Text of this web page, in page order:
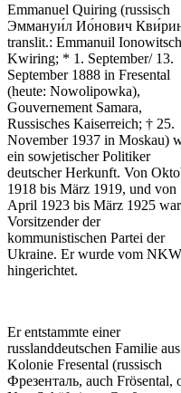
Emmanuel Quiring (russisch
Эммануи́л Ио́нович
translit.: Emmanuil Ionowitsch
Kwiring; * 1. September/ 13.
September 1888 in Fresental
(heute: Nowolipowka),
Gouvernement Samara,
Russisches Kaiserreich; † 25.
November 1937 in Moskau)
ein sowjetischer Politiker
deutscher Herkunft. Von
1918 bis März 1919, und von
April 1923 bis März 1925
Vorsitzender der
kommunistischen Partei der
Ukraine. Er wurde vom
hingerichtet.
Er entstammte einer
russlanddeutschen Familie
Kolonie Fresental (russisch
Фрезенталь, auch Frösental,